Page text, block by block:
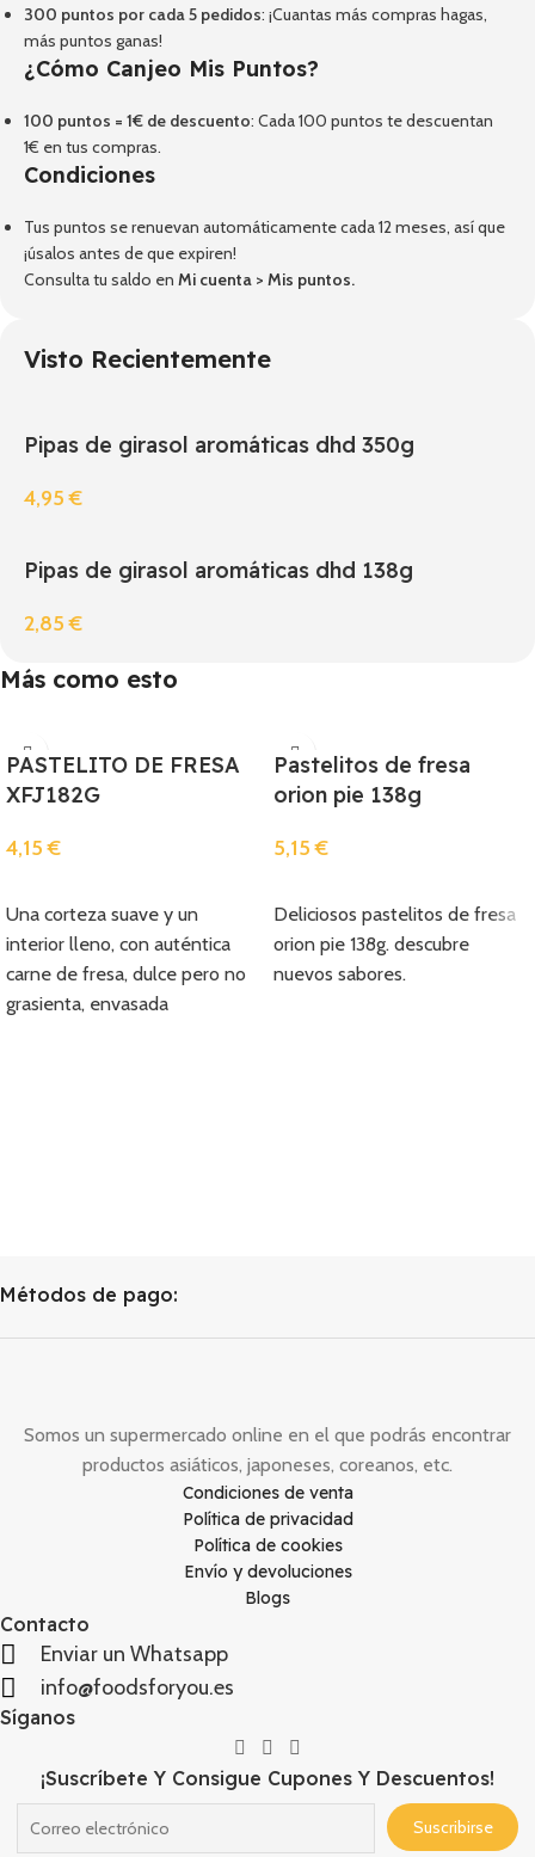
300 puntos por cada 5 pedidos: ¡Cuantas más compras hagas,
más puntos ganas!
¿Cómo Canjeo Mis Puntos?
100 puntos = 1€ de descuento: Cada 100 puntos te descuentan
1€ en tus compras.
Condiciones
Tus puntos se renuevan automáticamente cada 12 meses, así que
¡úsalos antes de que expiren!
Consulta tu saldo en Mi cuenta > Mis puntos.
Visto Recientemente
Pipas de girasol aromáticas dhd 350g
4,95€
Pipas de girasol aromáticas dhd 138g
2,85€
Más como esto
PASTELITO DE FRESA
XFJ182G
4,15€
Una corteza suave y un
interior lleno, con auténtica
carne de fresa, dulce pero no
grasienta, envasada
Pastelitos de fresa
orion pie 138g
5,15€
Deliciosos pastelitos de fresa
orion pie 138g. descubre
nuevos sabores.
Métodos de pago:
Somos un supermercado online en el que podrás encontrar
productos asiáticos, japoneses, coreanos, etc.
Condiciones de venta
Política de privacidad
Política de cookies
Envío y devoluciones
Blogs
Contacto
Enviar un Whatsapp
info@foodsforyou.es
Síganos
¡Suscríbete Y Consigue Cupones Y Descuentos!